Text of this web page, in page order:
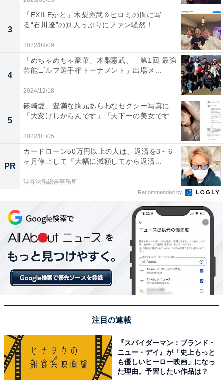
3
「EXILEかと」木梨憲武＆ヒロミの間に写
る“石川遼”の別人っぷりにファン騒然！...
2022/09/09
4
「めちゃめちゃ豪華」木梨憲武、「第1回 最強
芸能ゴルフ選手権トーナメント」出場メ...
2024/12/18
5
篠崎愛、豊満な胸元あらわなセクシー写真に
「大変けしからんです」「天下一の美女です...
2022/01/05
PR
カードローン50万円以上の人は、返済を3～6
ヶ月停止して『大幅に減額してから返済...
渋谷法務総合事務所
Recommended by
注目の連載
『スパイダーマン：ブランド・
ニュー・デイ』が「史上もっと
も優しいヒーロー映画」になっ
た理由。予習したい作品は？